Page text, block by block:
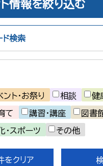
情報を絞り込む
ド検索
ント・お祭り 相談 健
て 講習・講座 図書
・スポーツ その他
をクリア